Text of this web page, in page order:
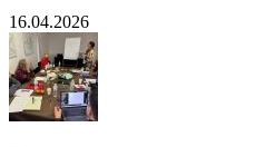
16.04.2026